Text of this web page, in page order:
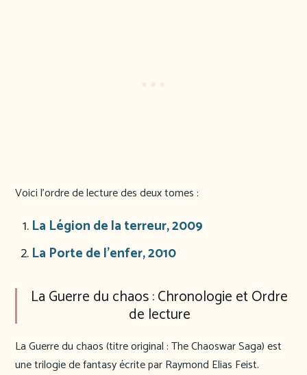
Voici l’ordre de lecture des deux tomes :
La Légion de la terreur, 2009
La Porte de l’enfer, 2010
La Guerre du chaos : Chronologie et Ordre
de lecture
La Guerre du chaos (titre original : The Chaoswar Saga) est
une trilogie de fantasy écrite par Raymond Elias Feist.